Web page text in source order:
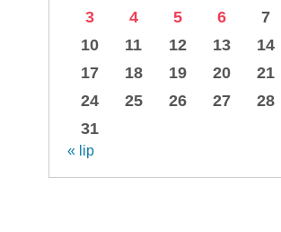
3
4 5 6 7
10
11 12 13 14
17
18 19 20 21
24
25 26 27 28
31
« lip